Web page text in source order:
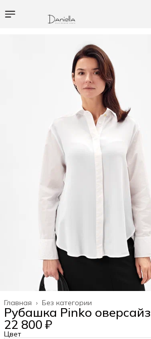
Без категории
Главная ›
Рубашка Pinko оверсайз
22 800 ₽
Цвет